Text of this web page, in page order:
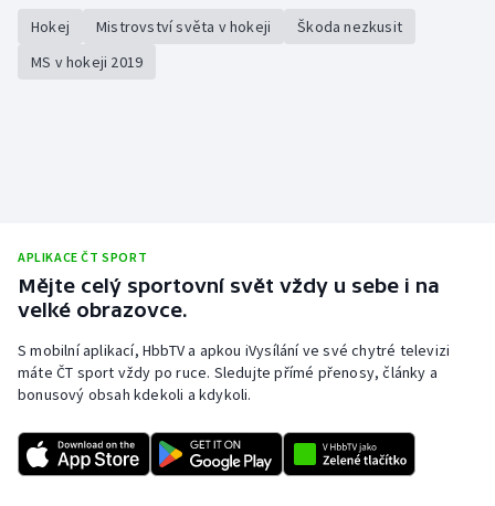
Lyže a snowboard
Parasport
Plavání
Plážový volejbal
Ragby
Rychlobruslení
Hokej Mistrovství světa v hokeji
Škoda nezkusit
MS v hokeji 2019
APLIKACE ČT SPORT
Mějte celý sportovní svět vždy u sebe i na
velké obrazovce.
S mobilní aplikací, HbbTV a apkou iVysílání ve své chytré televizi
máte ČT sport vždy po ruce. Sledujte přímé přenosy, články a
bonusový obsah kdekoli a kdykoli.